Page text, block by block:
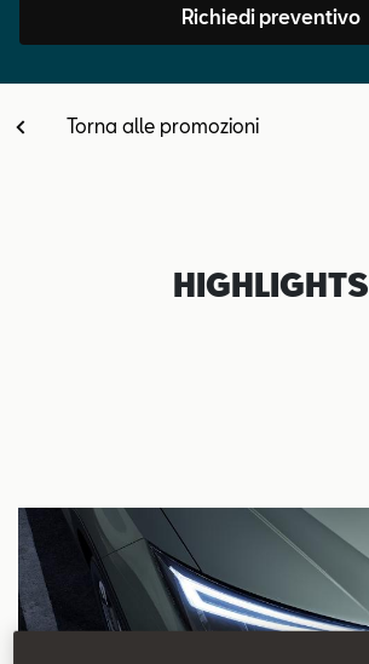
Richiedi preventivo
Torna alle promozioni
HIGHLIGHTS